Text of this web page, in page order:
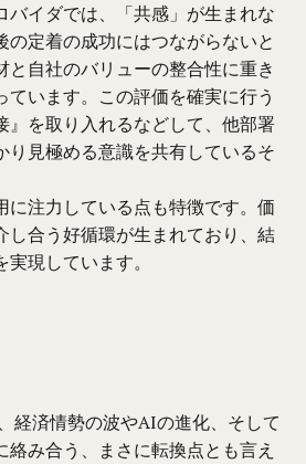
バイダでは、「共感」が生まれな
の定着の成功にはつながらないと
と自社のバリューの整合性に重き
ています。この評価を確実に行う
』を取り入れるなどして、他部署
り見極める意識を共有しているそ
に注力している点も特徴です。価
し合う好循環が生まれており、結
現しています。
経済情勢の波やAIの進化、そして
み合う、まさに転換点とも言え